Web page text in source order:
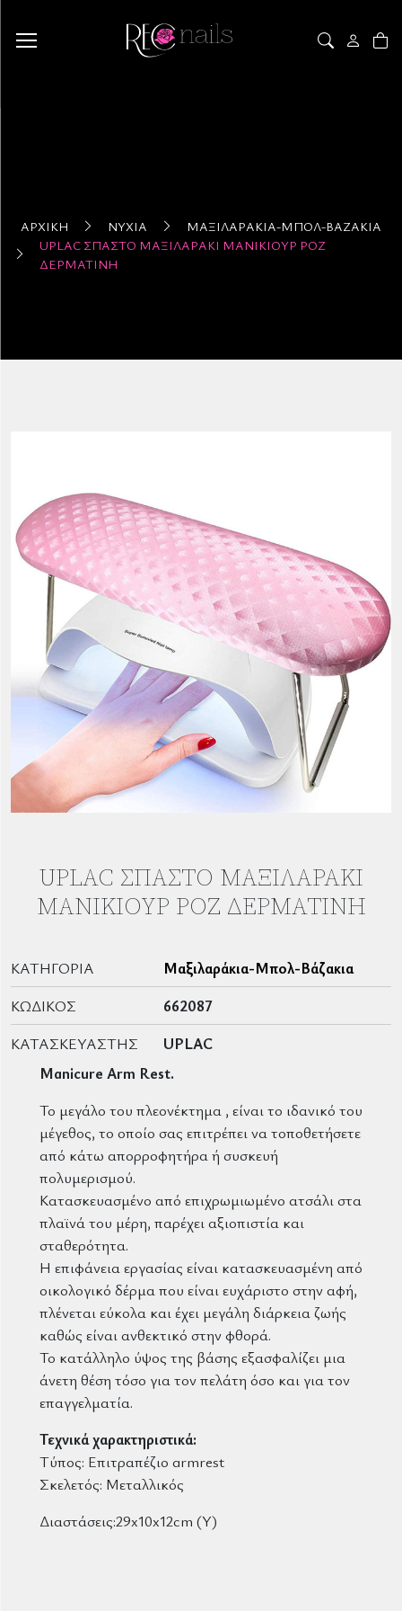
ΑΡΧΙΚΉ ΝΎΧΙΑ
ΜΑΞΙΛΑΡΆΚΙΑ-ΜΠΟΛ-ΒΆΖΑΚΙΑ
UPLAC ΣΠΑΣΤΌ ΜΑΞΙΛΑΡΆΚΙ ΜΑΝΙΚΙΟΎΡ ΡΌΖ
ΔΕΡΜΑΤΊΝΗ
UPLAC ΣΠΑΣΤΌ ΜΑΞΙΛΑΡΆΚΙ
ΜΑΝΙΚΙΟΎΡ ΡΌΖ ΔΕΡΜΑΤΊΝΗ
ΚΑΤΗΓΟΡΊΑ
Μαξιλαράκια-Μπολ-Βάζακια
ΚΩΔΙΚΌΣ
662087
ΚΑΤΑΣΚΕΥΑΣΤΉΣ
UPLAC
Manicure Arm Rest.
Το μεγάλο του πλεονέκτημα , είναι το ιδανικό του
μέγεθος, το οποίο σας επιτρέπει να τοποθετήσετε
από κάτω απορροφητήρα ή συσκευή
πολυμερισμού.
Κατασκευασμένο από επιχρωμιωμένο ατσάλι στα
πλαϊνά του μέρη, παρέχει αξιοπιστία και
σταθερότητα.
Η επιφάνεια εργασίας είναι κατασκευασμένη από
οικολογικό δέρμα που είναι ευχάριστο στην αφή,
πλένεται εύκολα και έχει μεγάλη διάρκεια ζωής
καθώς είναι ανθεκτικό στην φθορά.
Το κατάλληλο ύψος της βάσης εξασφαλίζει μια
άνετη θέση τόσο για τον πελάτη όσο και για τον
επαγγελματία.
Τεχνικά χαρακτηριστικά:
Τύπος: Επιτραπέζιο armrest
Σκελετός: Μεταλλικός
Διαστάσεις:29x10x12cm (Υ)